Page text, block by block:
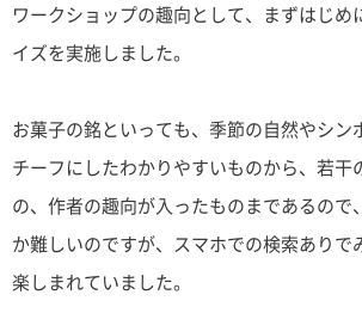
ワークショップの趣向として、まずはじめ
イズを実施しました。
お菓子の銘といっても、季節の自然やシン
チーフにしたわかりやすいものから、若干
の、作者の趣向が入ったものまであるので
か難しいのですが、スマホでの検索ありで
楽しまれていました。